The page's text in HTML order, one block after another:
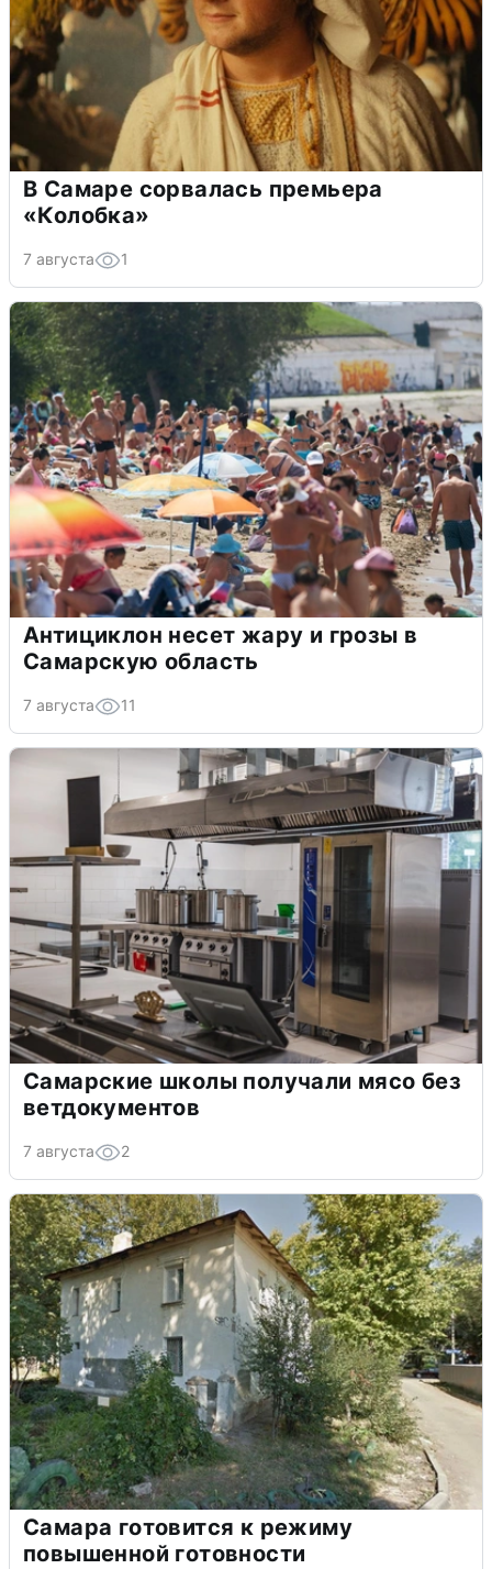
В Самаре сорвалась премьера
«Колобка»
7 августа 1
Антициклон несет жару и грозы в
Самарскую область
7 августа 11
Самарские школы получали мясо без
ветдокументов
7 августа 2
Самара готовится к режиму
повышенной готовности